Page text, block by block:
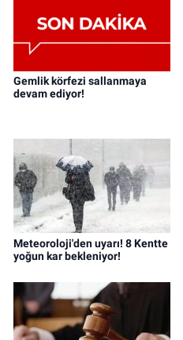
Gemlik körfezi sallanmaya
devam ediyor!
Meteoroloji'den uyarı! 8 Kentte
yoğun kar bekleniyor!